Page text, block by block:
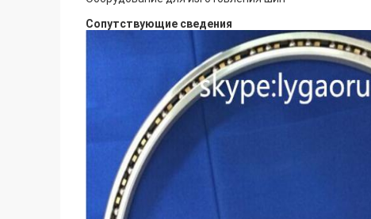
Сопутствующие сведения